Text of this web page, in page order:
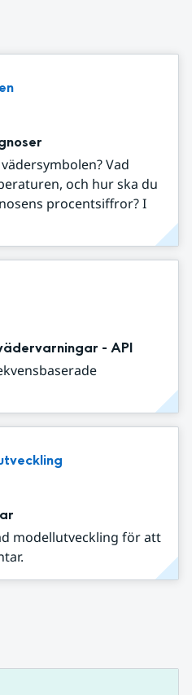
Vad
och hur ska du
procentsiffror? I
- API
modellutveckling för att